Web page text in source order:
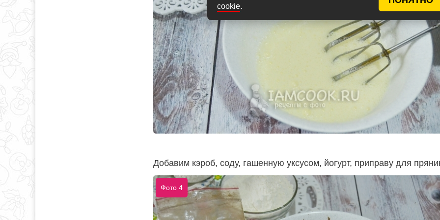
cookie.
Добавим кэроб, соду, гашенную уксусом, йогурт, приправу для
Фото 4